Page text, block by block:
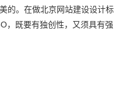
的。在做北京网站建设设计标
，既要有独创性，又须具有强